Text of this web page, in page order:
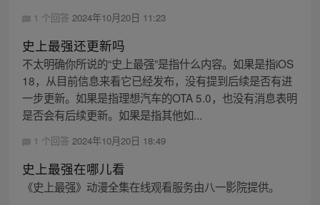
1 个回答 2024年10月20日 11:23
史上最强还更新吗
不太明确你所说的“史上最强”是指什么内容。如果是指iOS
18，从目前信息来看它已经发布，没有提到后续是否有进
一步更新。如果是指理想汽车的OTA 5.0，也没有消息表明
是否会有后续更新。如果是指其他如...
1 个回答 2024年10月20日 18:49
史上最强在哪儿看
《史上最强》动漫全集在线观看服务由八一影院提供。